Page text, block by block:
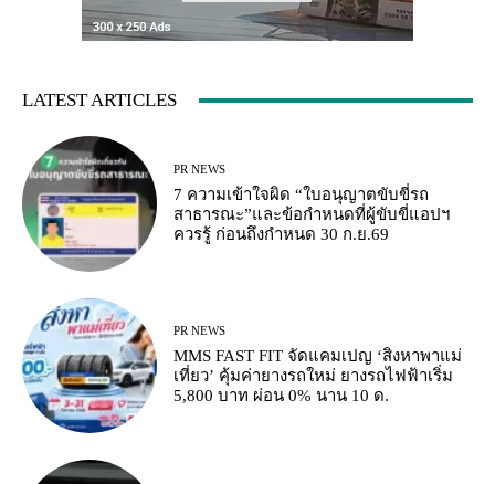
LATEST ARTICLES
PR NEWS
7 ความเข้าใจผิด “ใบอนุญาตขับขี่รถ
สาธารณะ”และข้อกำหนดที่ผู้ขับขี่แอปฯ
ควรรู้ ก่อนถึงกำหนด 30 ก.ย.69
PR NEWS
MMS FAST FIT จัดแคมเปญ ‘สิงหาพาแม่
เที่ยว’ คุ้มค่ายางรถใหม่ ยางรถไฟฟ้าเริ่ม
5,800 บาท ผ่อน 0% นาน 10 ด.